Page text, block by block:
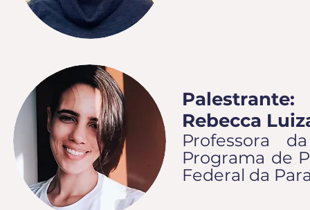
Palestrante:
Rebecca
Professora
Programa de
Federal da